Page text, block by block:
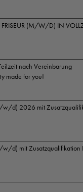
(M/W/D) IN
nach Vereinbarung
made for you!
w/d) 2026 mit
d) mit Zusatzqualifikation